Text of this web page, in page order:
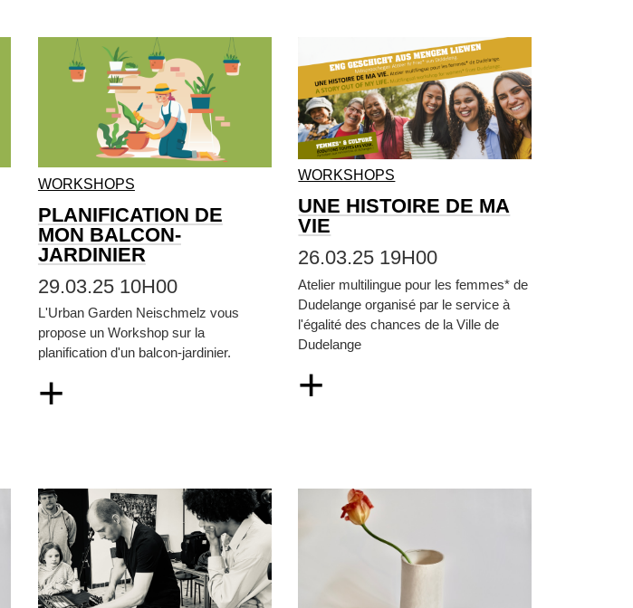
WORKSHOPS
PLANIFICATION DE
MON BALCON-
JARDINIER
29.03.25 10H00
L'Urban Garden Neischmelz vous
propose un Workshop sur la
planification d'un balcon-jardinier.
+
WORKSHOPS
UNE HISTOIRE DE MA
VIE
26.03.25 19H00
Atelier multilingue pour les femmes* de
Dudelange organisé par le service à
l'égalité des chances de la Ville de
Dudelange
+